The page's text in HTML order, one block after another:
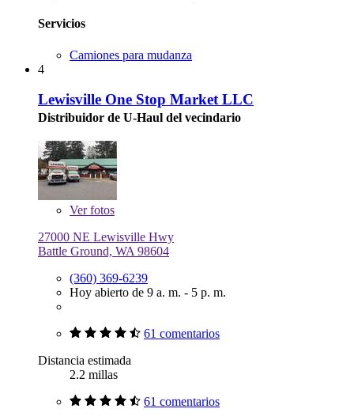
Servicios
Camiones para mudanza
4
Lewisville One Stop Market LLC
Distribuidor de U-Haul del vecindario
Verfotos
27000 NE Lewisville Hwy
Battle Ground, WA 98604
(360) 369-6239
Hoy abierto de 9 a. m. - 5 p. m.
61 comentarios
Distancia estimada
2.2 millas
61 comentarios